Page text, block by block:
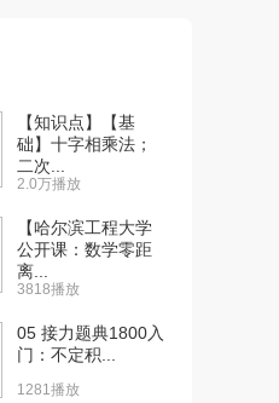
与性
11:33
念与性
11:34
与性
11:33
【知识点】【基
础】十字相乘法；
二次...
2.0万播放
【哈尔滨工程大学
公开课：数学零距
离...
3818播放
05 接力题典1800入
门：不定积...
1281播放